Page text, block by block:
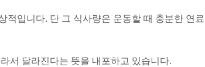
적입니다. 단 그 식사량은 운동할 때 충분한 연료
서 달라진다는 뜻을 내포하고 있습니다.